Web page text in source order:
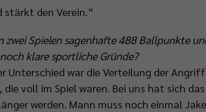
den Verein.“
zwei Spielen sagenhafte 488 Ballpunkte
klare sportliche Gründe?
Unterschied war die Verteilung der
die voll im Spiel waren. Bei uns hat sich
werden. Mann muss noch einmal